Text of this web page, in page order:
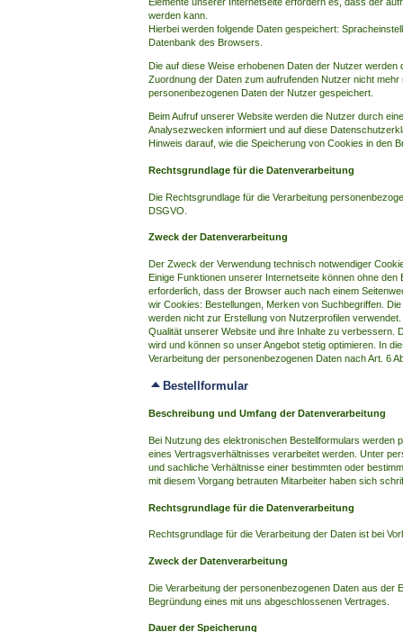
werden kann.
Hierbei werden folgende Daten gespeichert:
Datenbank des Browsers.
Die auf diese Weise erhobenen Daten der Nutzer
Zuordnung der Daten zum aufrufenden Nutzer nicht
personenbezogenen Daten der Nutzer gespeichert.
Beim Aufruf unserer Website werden die Nutzer durch
Analysezwecken informiert und auf diese
Hinweis darauf, wie die Speicherung von Cookies in den
Rechtsgrundlage für die Datenverarbeitung
Die Rechtsgrundlage für die Verarbeitung
DSGVO.
Zweck der Datenverarbeitung
Der Zweck der Verwendung technisch notwendiger
Einige Funktionen unserer Internetseite können ohne
erforderlich, dass der Browser auch nach einem
wir Cookies: Bestellungen, Merken von Suchbegriffen.
werden nicht zur Erstellung von Nutzerprofilen
Qualität unserer Website und ihre Inhalte zu verbessern.
wird und können so unser Angebot stetig optimieren. In
Verarbeitung der personenbezogenen Daten nach Art. 6
Bestellformular
Beschreibung und Umfang der Datenverarbeitung
Bei Nutzung des elektronischen Bestellformulars werden
eines Vertragsverhältnisses verarbeitet werden. Unter
und sachliche Verhältnisse einer bestimmten oder
mit diesem Vorgang betrauten Mitarbeiter haben sich
Rechtsgrundlage für die Datenverarbeitung
Rechtsgrundlage für die Verarbeitung der Daten ist bei
Zweck der Datenverarbeitung
Die Verarbeitung der personenbezogenen Daten aus der
Begründung eines mit uns abgeschlossenen Vertrages.
Dauer der Speicherung